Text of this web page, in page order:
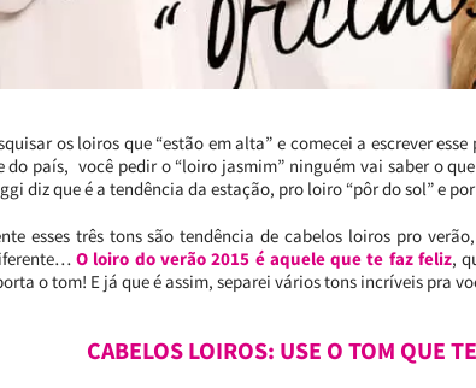
os loiros que “estão em alta” e comecei a escrever
do país, você pedir o “loiro jasmim” ninguém vai saber o
diz que é a tendência da estação, pro loiro “pôr do sol” e
esses três tons são tendência de cabelos loiros pro
O loiro do verão 2015 é aquele que te faz feliz,
o tom! E já que é assim, separei vários tons incríveis pra
CABELOS LOIROS: USE O TOM QUE